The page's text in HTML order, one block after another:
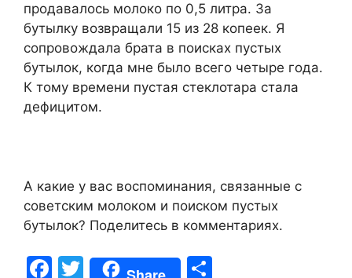
продавалось молоко по 0,5 литра. За
бутылку возвращали 15 из 28 копеек. Я
сопровождала брата в поисках пустых
бутылок, когда мне было всего четыре года.
К тому времени пустая стеклотара стала
дефицитом.
А какие у вас воспоминания, связанные с
советским молоком и поиском пустых
бутылок? Поделитесь в комментариях.
F
T